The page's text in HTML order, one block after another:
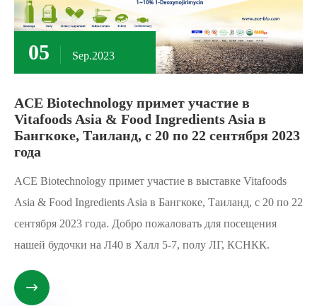
05 Sep.2023
ACE Biotechnology примет участие в
Vitafoods Asia & Food Ingredients Asia в
Бангкоке, Таиланд, с 20 по 22 сентября 2023
года
ACE Biotechnology примет участие в выставке Vitafoods
Asia & Food Ingredients Asia в Бангкоке, Таиланд, с 20 по 22
сентября 2023 года. Добро пожаловать для посещения
нашей будочки на Л40 в Халл 5-7, полу ЛГ, КСНКК.
